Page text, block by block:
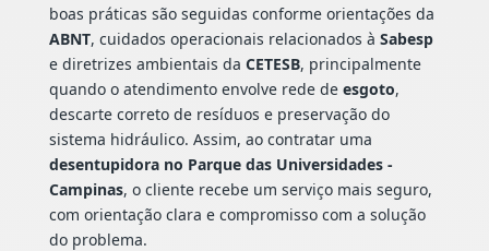
boas práticas são seguidas conforme orientações da
ABNT, cuidados operacionais relacionados à Sabesp
e diretrizes ambientais da CETESB, principalmente
quando o atendimento envolve rede de esgoto,
descarte correto de resíduos e preservação do
sistema hidráulico. Assim, ao contratar uma
desentupidora no Parque das Universidades -
Campinas, o cliente recebe um serviço mais seguro,
com orientação clara e compromisso com a solução
do problema.